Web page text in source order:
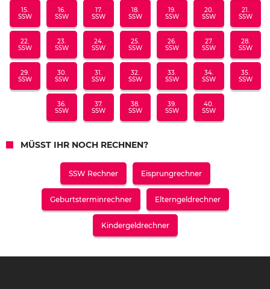
15.
SSW
16.
SSW
17.
SSW
18.
SSW
19.
SSW
20.
SSW
21.
SSW
22.
SSW
23.
SSW
24.
SSW
25.
SSW
26.
SSW
27.
SSW
28.
SSW
29.
SSW
30.
SSW
31.
SSW
32.
SSW
33.
SSW
34.
SSW
35.
SSW
36.
SSW
37.
SSW
38.
SSW
39.
SSW
40.
SSW
MÜSST IHR NOCH RECHNEN?
SSW Rechner Eisprungrechner
Geburtsterminrechner Elterngeldrechner
Kindergeldrechner